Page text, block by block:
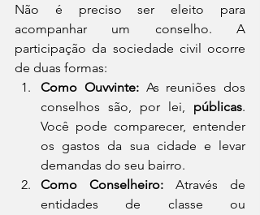
Não é preciso ser eleito para
acompanhar um conselho. A
participação da sociedade civil ocorre
de duas formas:
Como Ouvvinte: As reuniões dos
conselhos são, por lei, públicas.
Você pode comparecer, entender
os gastos da sua cidade e levar
demandas do seu bairro.
Como Conselheiro: Através de
entidades de classe ou